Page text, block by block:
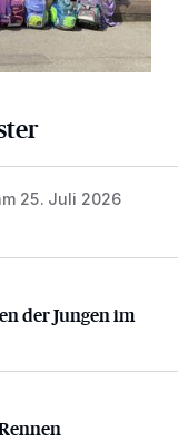
25. Juli 2026
der Jungen im
der Jungen im